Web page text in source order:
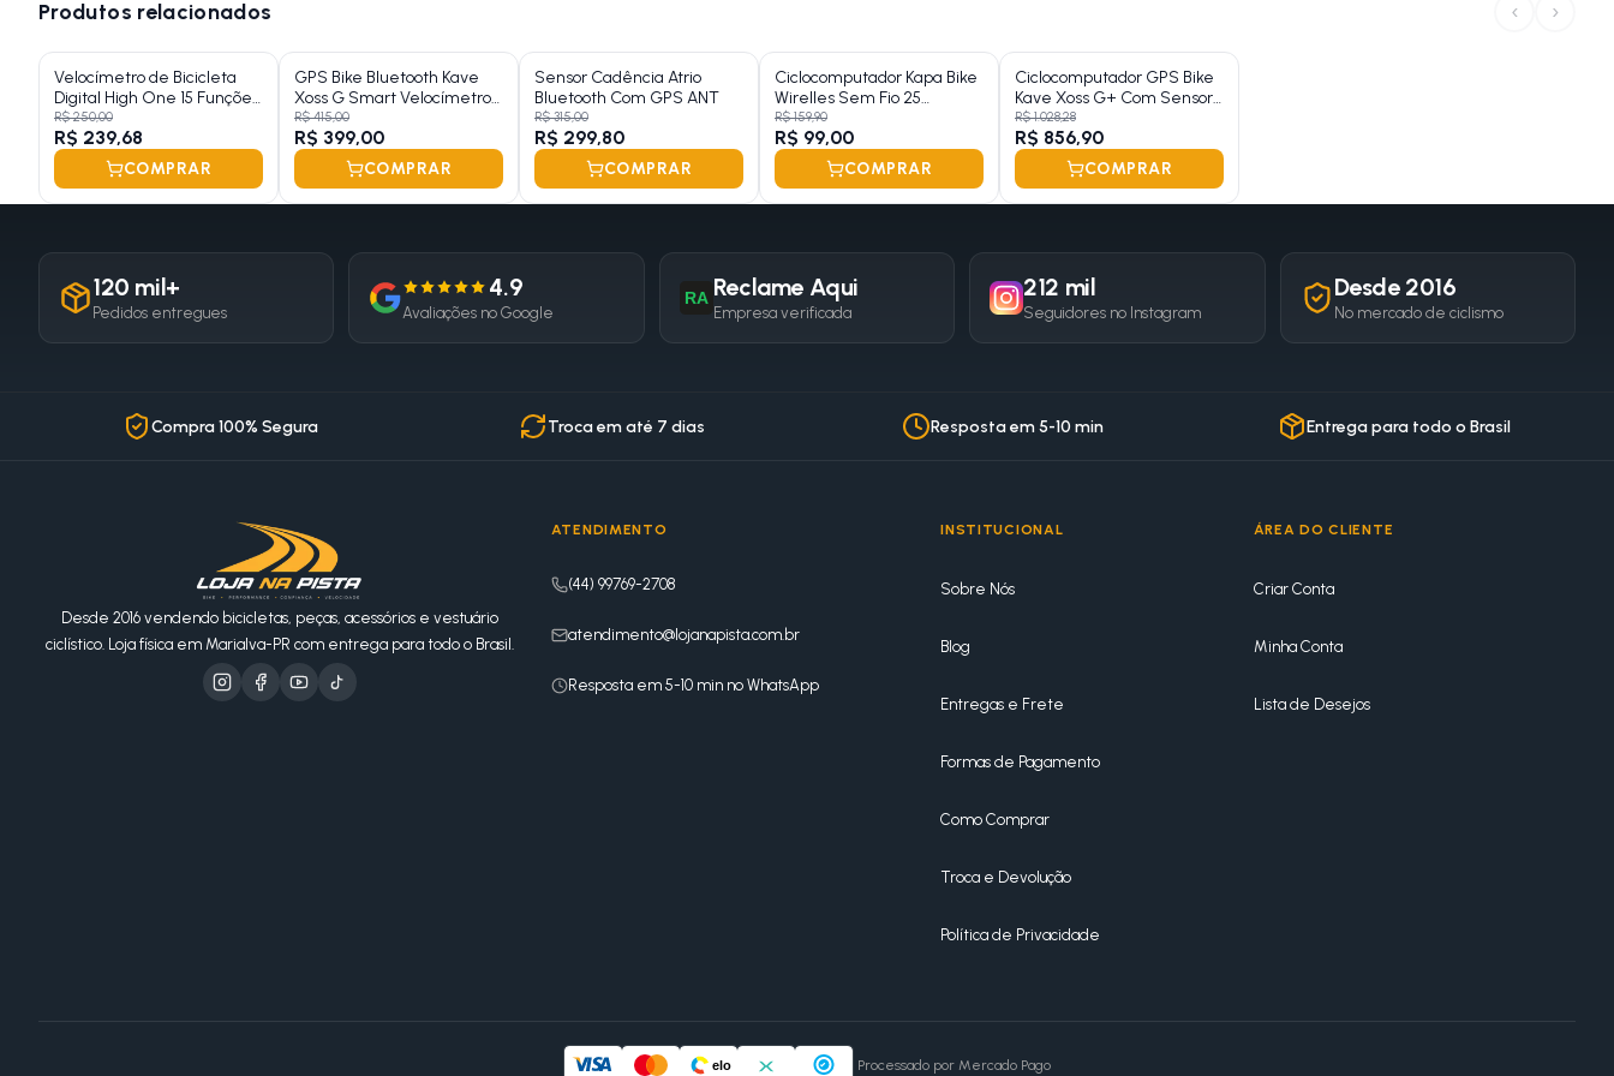
Produtos relacionados ‹ ›
Velocímetro de Bicicleta
Digital High One 15 Funções
Wirelles
R$ 250,00
R$ 239,68
COMPRAR
GPS Bike Bluetooth Kave
Xoss G Smart Velocímetro
Wirelles Strava
R$ 415,00
R$ 399,00
COMPRAR
Sensor Cadência Atrio
Bluetooth Com GPS ANT
R$ 315,00
R$ 299,80
COMPRAR
Ciclocomputador Kapa Bike
Wirelles Sem Fio 25
Funções
R$ 159,90
R$ 99,00
COMPRAR
Ciclocomputador GPS Bike
Kave Xoss G+ Com Sensor
Cadência
R$ 1.028,28
R$ 856,90
COMPRAR
120 mil+
Pedidos entregues
4.9
Avaliações no Google
RA Reclame Aqui
Empresa verificada
212 mil
Seguidores no Instagram
Desde 2016
No mercado de ciclismo
Compra 100% Segura Troca em até 7 dias Resposta em 5-10 min Entrega para todo o Brasil
Desde 2016 vendendo bicicletas, peças, acessórios e vestuário
ciclístico. Loja física em Marialva-PR com entrega para todo o Brasil.
ATENDIMENTO
(44) 99769-2708
atendimento@lojanapista.com.br
Resposta em 5-10 min no WhatsApp
INSTITUCIONAL
Sobre Nós
Blog
Entregas e Frete
Formas de Pagamento
Como Comprar
Troca e Devolução
Política de Privacidade
ÁREA DO CLIENTE
Criar Conta
Minha Conta
Lista de Desejos
elo Processado por Mercado Pago